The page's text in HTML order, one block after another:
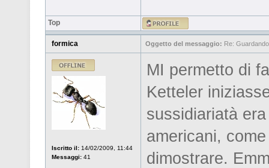
Top
formica Oggetto del messaggio: Re:
Iscritto il: 14/02/2009, 11:44
Messaggi: 41
MI permetto di
Ketteler
sussidiariatà
americani,
dimostrare.